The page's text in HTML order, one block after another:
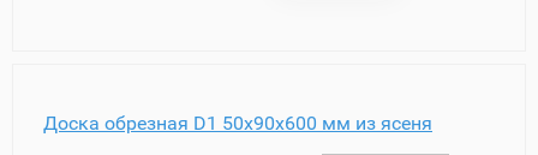
Доска обрезная D1 50х90х600 мм из ясеня